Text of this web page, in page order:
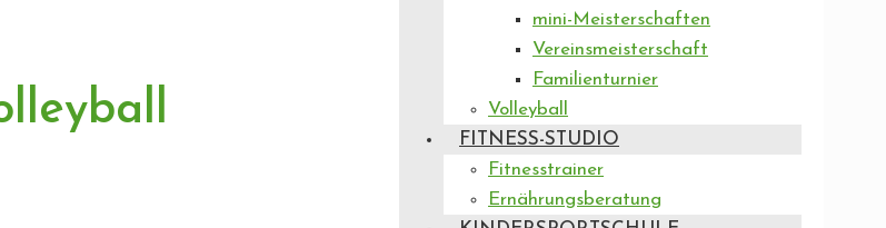
mini-Meisterschaften
Vereinsmeisterschaft
Familienturnier
Volleyball
FITNESS-STUDIO
Fitnesstrainer
Ernährungsberatung